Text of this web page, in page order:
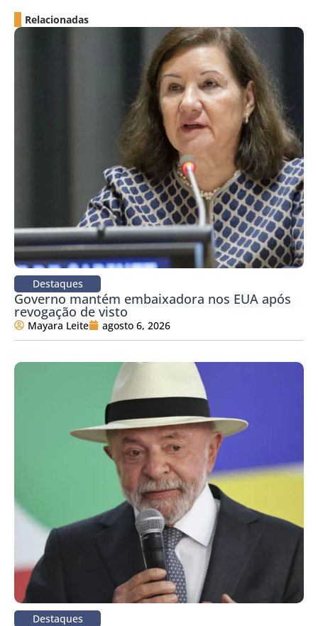
Relacionadas
Destaques
Governo mantém embaixadora nos EUA após
revogação de visto
Mayara Leite agosto 6, 2026
Destaques